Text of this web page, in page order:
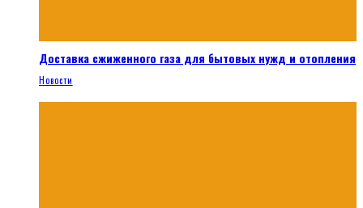
Доставка сжиженного газа для бытовых нужд и отопления
Новости